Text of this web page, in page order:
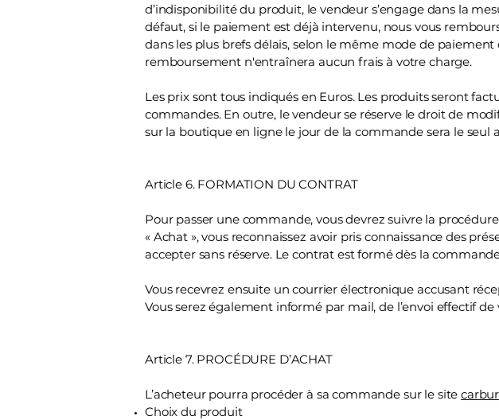
d’indisponibilité du produit, le vendeur s’engage dans la
défaut, si le paiement est déjà intervenu, nous vous
dans les plus brefs délais, selon le même mode de
remboursement n'entraînera aucun frais à votre charge.
Les prix sont tous indiqués en Euros. Les produits seront
commandes. En outre, le vendeur se réserve le droit de
sur la boutique en ligne le jour de la commande sera le seul
Article 6. FORMATION DU CONTRAT
Pour passer une commande, vous devrez suivre la
« Achat », vous reconnaissez avoir pris connaissance des
accepter sans réserve. Le contrat est formé dès la
Vous recevrez ensuite un courrier électronique accusant
Vous serez également informé par mail, de l’envoi effectif
Article 7. PROCÉDURE D’ACHAT
L’acheteur pourra procéder à sa commande sur le site
Choix du produit